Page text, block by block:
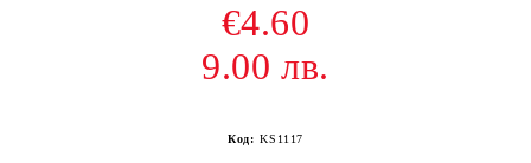
€4.60
9.00 лв.
Код: KS1117